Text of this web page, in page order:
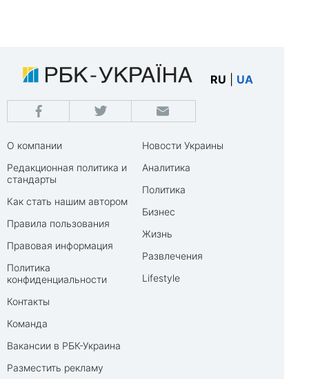
RU UA
О компании
Редакционная политика и
стандарты
Как стать нашим автором
Правила пользования
Правовая информация
Политика
конфиденциальности
Контакты
Команда
Вакансии в РБК-Украина
Разместить рекламу
Новости Украины
Аналитика
Политика
Бизнес
Жизнь
Развлечения
Lifestyle